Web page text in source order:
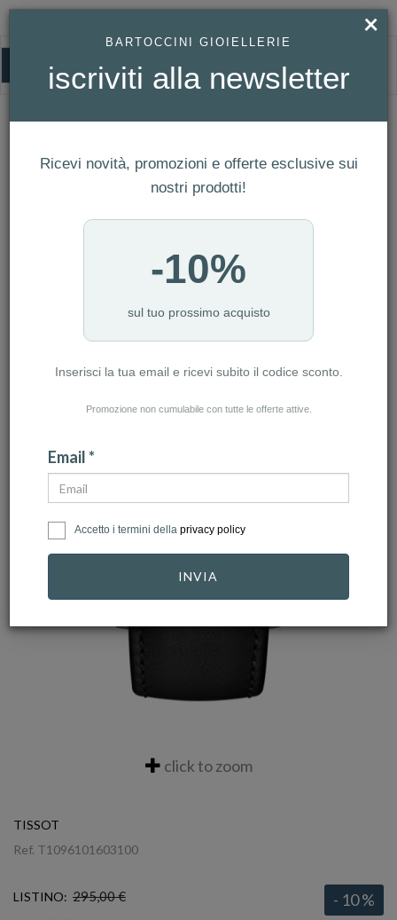
HOMEPAGE
OROLOGIO TISSOT - EVERYTIME LARGE REF. T109.610.16.031.00
LARGE Ref. T109.610.16.031.00
click to zoom
TISSOT
Ref. T1096101603100
LISTINO: 295,00 € - 10 %
×
BARTOCCINI GIOIELLERIE
iscriviti alla newsletter
Ricevi novità, promozioni e offerte esclusive sui
nostri prodotti!
-10%
sul tuo prossimo acquisto
Inserisci la tua email e ricevi subito il codice sconto.
Promozione non cumulabile con tutte le offerte attive.
Email *
Accetto i termini della privacy policy
INVIA